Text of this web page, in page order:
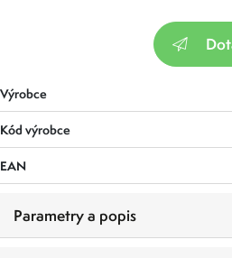
Výrobce
Kód výrobce
EAN
Parametry a popis